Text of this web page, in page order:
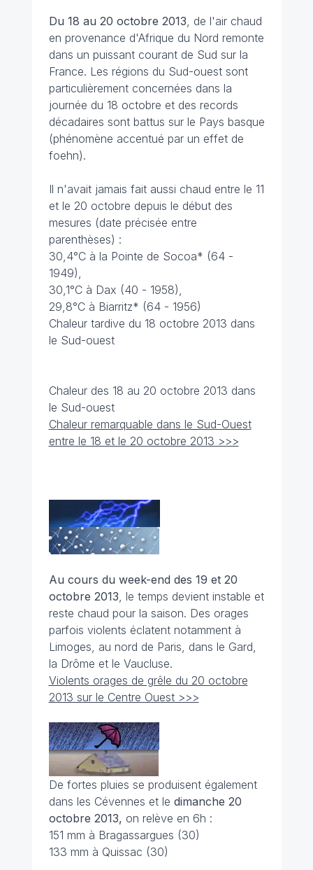
Du 18 au 20 octobre 2013, de l'air chaud
en provenance d'Afrique du Nord remonte
dans un puissant courant de Sud sur la
France. Les régions du Sud-ouest sont
particulièrement concernées dans la
journée du 18 octobre et des records
décadaires sont battus sur le Pays basque
(phénomène accentué par un effet de
foehn).
Il n'avait jamais fait aussi chaud entre le 11
et le 20 octobre depuis le début des
mesures (date précisée entre
parenthèses) :
30,4°C à la Pointe de Socoa* (64 -
1949),
30,1°C à Dax (40 - 1958),
29,8°C à Biarritz* (64 - 1956)
Chaleur tardive du 18 octobre 2013 dans
le Sud-ouest
Chaleur des 18 au 20 octobre 2013 dans
le Sud-ouest
Chaleur remarquable dans le Sud-Ouest
entre le 18 et le 20 octobre 2013 >>>
Au cours du week-end des 19 et 20
octobre 2013, le temps devient instable et
reste chaud pour la saison. Des orages
parfois violents éclatent notamment à
Limoges, au nord de Paris, dans le Gard,
la Drôme et le Vaucluse.
Violents orages de grêle du 20 octobre
2013 sur le Centre Ouest >>>
De fortes pluies se produisent également
dans les Cévennes et le dimanche 20
octobre 2013, on relève en 6h :
151 mm à Bragassargues (30)
133 mm à Quissac (30)